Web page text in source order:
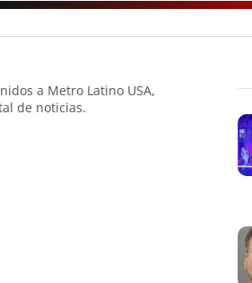
a Metro Latino USA,
de noticias.